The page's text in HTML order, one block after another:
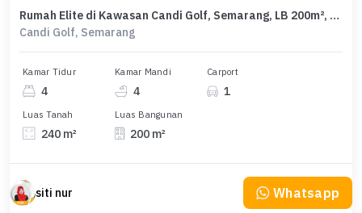
Rumah Elite di Kawasan Candi Golf, Semarang, LB 200m², Harga 3,7 Miliar
Candi Golf, Semarang
Kamar Tidur
4
Kamar Mandi
4
Carport
1
Luas Tanah
240 m²
Luas Bangunan
200 m²
siti nur Whatsapp